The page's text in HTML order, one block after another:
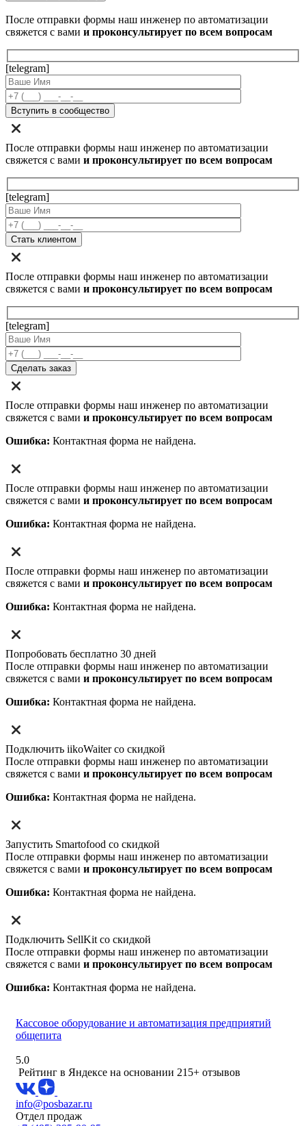
После отправки формы наш инженер по автоматизации
свяжется с вами и проконсультирует по всем вопросам
[telegram]
После отправки формы наш инженер по автоматизации
свяжется с вами и проконсультирует по всем вопросам
[telegram]
После отправки формы наш инженер по автоматизации
свяжется с вами и проконсультирует по всем вопросам
[telegram]
После отправки формы наш инженер по автоматизации
свяжется с вами и проконсультирует по всем вопросам
Ошибка: Контактная форма не найдена.
После отправки формы наш инженер по автоматизации
свяжется с вами и проконсультирует по всем вопросам
Ошибка: Контактная форма не найдена.
После отправки формы наш инженер по автоматизации
свяжется с вами и проконсультирует по всем вопросам
Ошибка: Контактная форма не найдена.
Попробовать бесплатно 30 дней
После отправки формы наш инженер по автоматизации
свяжется с вами и проконсультирует по всем вопросам
Ошибка: Контактная форма не найдена.
Подключить iikoWaiter со скидкой
После отправки формы наш инженер по автоматизации
свяжется с вами и проконсультирует по всем вопросам
Ошибка: Контактная форма не найдена.
Запустить Smartofood со скидкой
После отправки формы наш инженер по автоматизации
свяжется с вами и проконсультирует по всем вопросам
Ошибка: Контактная форма не найдена.
Подключить SellKit со скидкой
После отправки формы наш инженер по автоматизации
свяжется с вами и проконсультирует по всем вопросам
Ошибка: Контактная форма не найдена.
Кассовое оборудование и автоматизация предприятий
общепита
5.0
Рейтинг в Яндексе на основании 215+ отзывов
info@posbazar.ru
Отдел продаж